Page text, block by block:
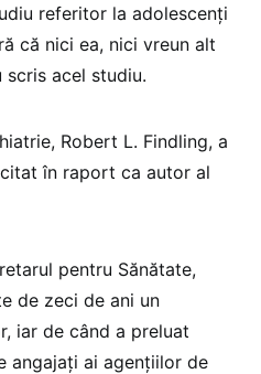
referitor la adolescenți
că nici ea, nici vreun alt
acel studiu.
Robert L. Findling, a
în raport ca autor al
pentru Sănătate,
de zeci de ani un
iar de când a preluat
angajați ai agențiilor de